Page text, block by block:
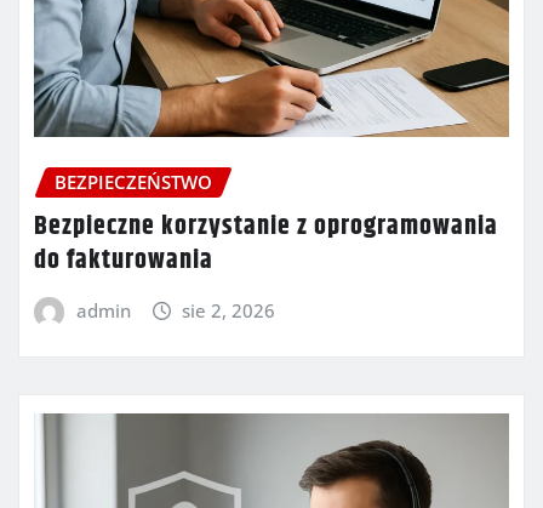
BEZPIECZEŃSTWO
Bezpieczne korzystanie z oprogramowania
do fakturowania
admin sie 2, 2026